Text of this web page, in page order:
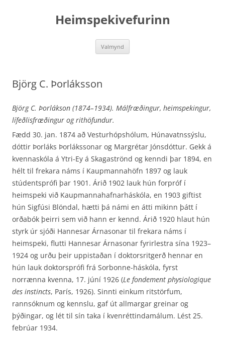
Heimspekivefurinn
Valmynd
Björg C. Þorláksson
Björg C. Þorlákson (1874–1934). Málfræðingur, heimspekingur,
lífeðlisfræðingur og rithöfundur.
Fædd 30. jan. 1874 að Vesturhópshólum, Húnavatnssýslu,
dóttir Þorláks Þorlákssonar og Margrétar Jónsdóttur. Gekk á
kvennaskóla á Ytri-Ey á Skagaströnd og kenndi þar 1894, en
hélt til frekara náms í Kaupmannahöfn 1897 og lauk
stúdentsprófi þar 1901. Árið 1902 lauk hún forpróf í
heimspeki við Kaupmannahafnarháskóla, en 1903 giftist
hún Sigfúsi Blöndal, hætti þá námi en átti mikinn þátt í
orðabók þeirri sem við hann er kennd. Árið 1920 hlaut hún
styrk úr sjóði Hannesar Árnasonar til frekara náms í
heimspeki, flutti Hannesar Árnasonar fyrirlestra sína 1923–
1924 og urðu þeir uppistaðan í doktorsritgerð hennar en
hún lauk doktorsprófi frá Sorbonne-háskóla, fyrst
norrænna kvenna, 17. júní 1926 (Le fondement physiologique
des instincts, París, 1926). Sinnti einkum ritstörfum,
rannsóknum og kennslu, gaf út allmargar greinar og
þýðingar, og lét til sín taka í kvenréttindamálum. Lést 25.
febrúar 1934.